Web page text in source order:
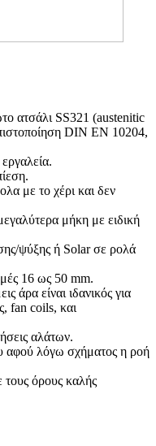
ατσάλι SS321 (austenitic
DIN EN 10204,
με το χέρι και δεν
μήκη με ειδική
ψύξης ή Solar σε ρολά
16 ως 50 mm.
άρα είναι ιδανικός για
fan coils, και
αλάτων.
αφού λόγω σχήματος η ροή
όρους καλής